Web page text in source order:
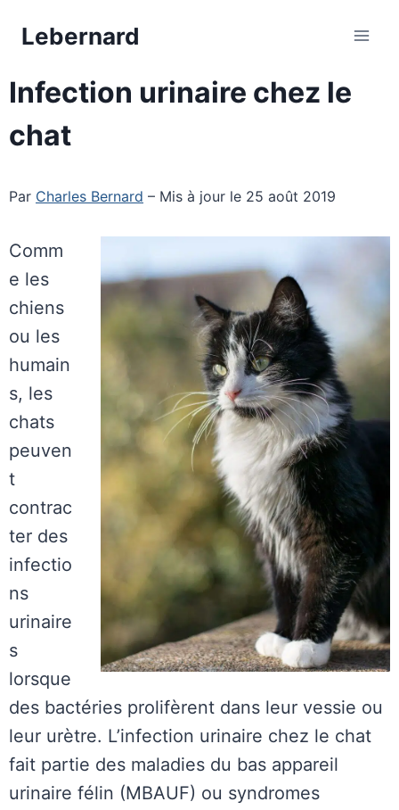
Lebernard
Infection urinaire chez le
chat
Par Charles Bernard – Mis à jour le 25 août 2019
Comm
e les
chiens
ou les
humain
s, les
chats
peuven
t
contrac
ter des
infectio
ns
urinaire
s
lorsque
des bactéries prolifèrent dans leur vessie ou
leur urètre. L’infection urinaire chez le chat
fait partie des maladies du bas appareil
urinaire félin (MBAUF) ou syndromes